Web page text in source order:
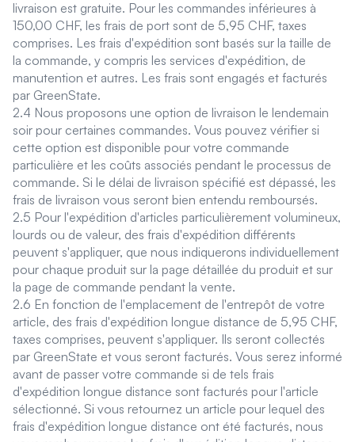
livraison est gratuite. Pour les commandes inférieures à
150,00 CHF, les frais de port sont de 5,95 CHF, taxes
comprises. Les frais d'expédition sont basés sur la taille de
la commande, y compris les services d'expédition, de
manutention et autres. Les frais sont engagés et facturés
par GreenState.
2.4 Nous proposons une option de livraison le lendemain
soir pour certaines commandes. Vous pouvez vérifier si
cette option est disponible pour votre commande
particulière et les coûts associés pendant le processus de
commande. Si le délai de livraison spécifié est dépassé, les
frais de livraison vous seront bien entendu remboursés.
2.5 Pour l'expédition d'articles particulièrement volumineux,
lourds ou de valeur, des frais d'expédition différents
peuvent s'appliquer, que nous indiquerons individuellement
pour chaque produit sur la page détaillée du produit et sur
la page de commande pendant la vente.
2.6 En fonction de l'emplacement de l'entrepôt de votre
article, des frais d'expédition longue distance de 5,95 CHF,
taxes comprises, peuvent s'appliquer. Ils seront collectés
par GreenState et vous seront facturés. Vous serez informé
avant de passer votre commande si de tels frais
d'expédition longue distance sont facturés pour l'article
sélectionné. Si vous retournez un article pour lequel des
frais d'expédition longue distance ont été facturés, nous